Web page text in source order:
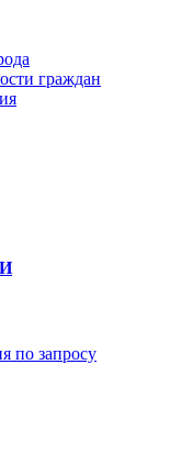
граждан
по запросу